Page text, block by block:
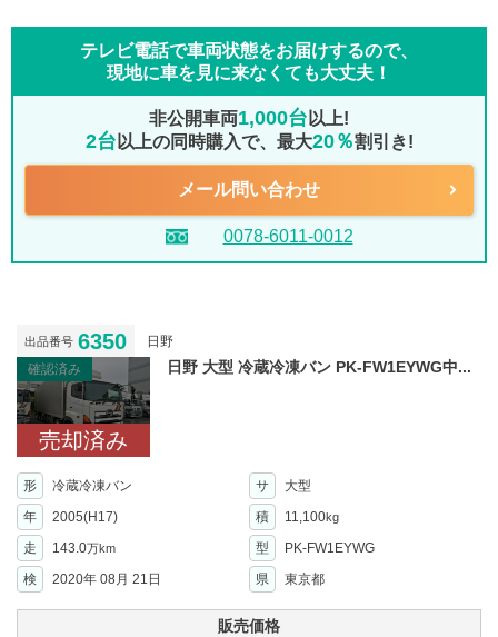
テレビ電話で車両状態をお届けするので、
現地に車を見に来なくても大丈夫！
非公開車両1,000台 以上!
2台 以上の同時購入で、最大20％割引き!
メール問い合わせ
0078-6011-0012
出品番号 6350
日野
確認済み
売却済み
日野 大型 冷蔵冷凍バン PK-FW1EYWG中...
形 冷蔵冷凍バン サ
大型
年
2005(H17) 積 11,100kg
走 143.0万km 型
PK-FW1EYWG
検
2020年 08月 21日 県 東京都
販売価格